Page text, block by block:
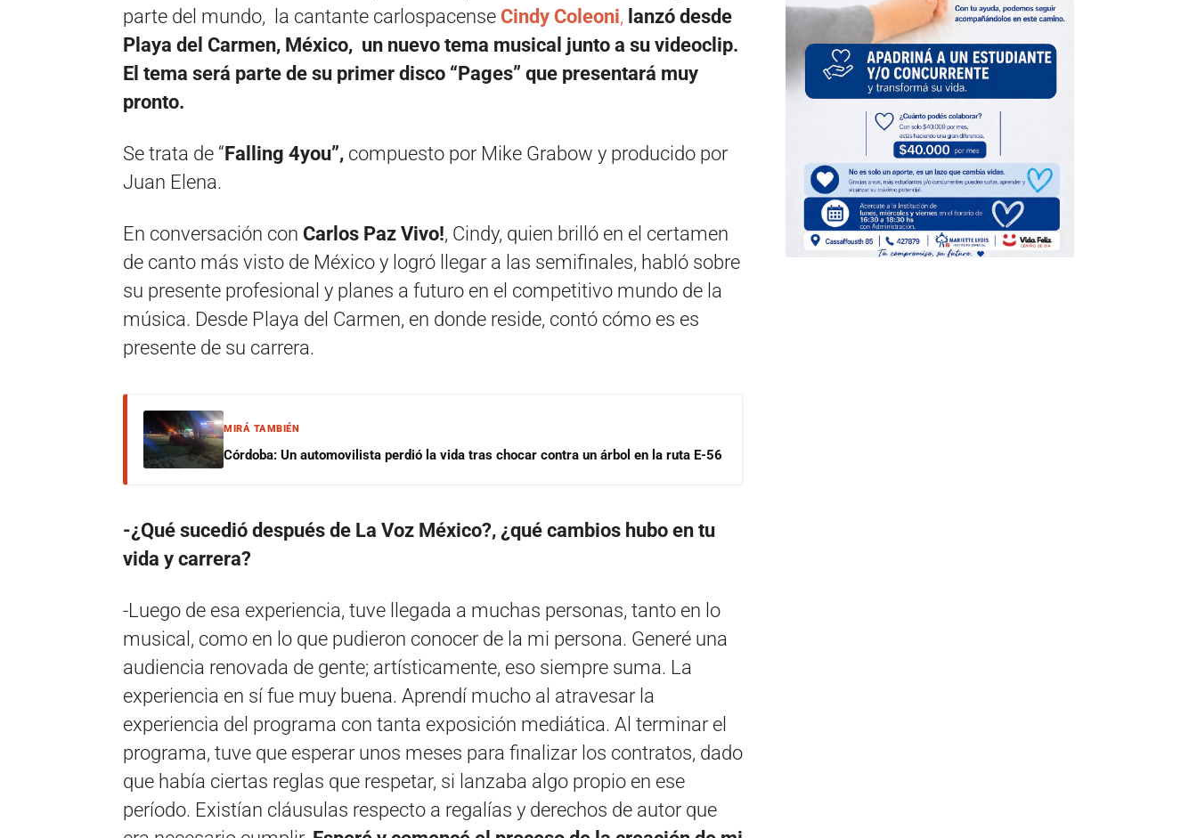
parte del mundo, la cantante carlospacense Cindy Coleoni, lanzó desde
Playa del Carmen, México, un nuevo tema musical junto a su videoclip.
El tema será parte de su primer disco “Pages” que presentará muy
pronto.
Se trata de “Falling 4you”, compuesto por Mike Grabow y producido por
Juan Elena.
En conversación con Carlos Paz Vivo!, Cindy, quien brilló en el certamen
de canto más visto de México y logró llegar a las semifinales, habló sobre
su presente profesional y planes a futuro en el competitivo mundo de la
música. Desde Playa del Carmen, en donde reside, contó cómo es es
presente de su carrera.
MIRÁ TAMBIÉN
Córdoba: Un automovilista perdió la vida tras chocar contra un árbol en la ruta E-56
-¿Qué sucedió después de La Voz México?, ¿qué cambios hubo en tu
vida y carrera?
-Luego de esa experiencia, tuve llegada a muchas personas, tanto en lo
musical, como en lo que pudieron conocer de la mi persona. Generé una
audiencia renovada de gente; artísticamente, eso siempre suma. La
experiencia en sí fue muy buena. Aprendí mucho al atravesar la
experiencia del programa con tanta exposición mediática. Al terminar el
programa, tuve que esperar unos meses para finalizar los contratos, dado
que había ciertas reglas que respetar, si lanzaba algo propio en ese
período. Existían cláusulas respecto a regalías y derechos de autor que